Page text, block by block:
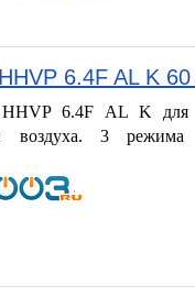
6.4F AL K
HHVP 6.4F AL K для
3 режима